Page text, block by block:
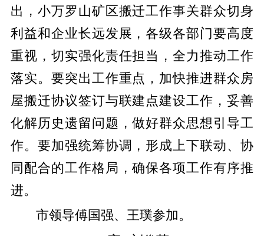
出，小万罗山矿区搬迁工作事关群众切身
利益和企业长远发展，各级各部门要高度
重视，切实强化责任担当，全力推动工作
落实。要突出工作重点，加快推进群众房
屋搬迁协议签订与联建点建设工作，妥善
化解历史遗留问题，做好群众思想引导工
作。要加强统筹协调，形成上下联动、协
同配合的工作格局，确保各项工作有序推
进。
市领导傅国强、王璞参加。